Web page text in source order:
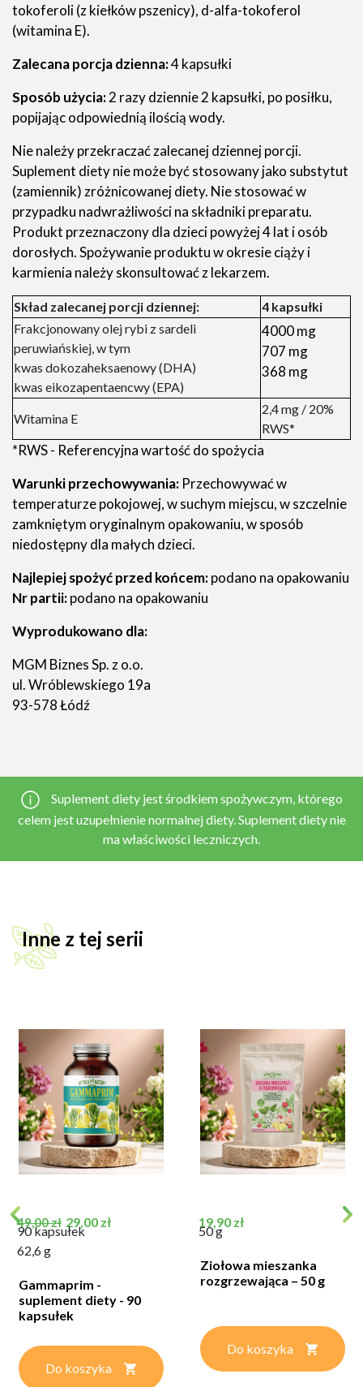
tokoferoli (z kiełków pszenicy), d-alfa-tokoferol
(witamina E).
Zalecana porcja dzienna:4 kapsułki
Sposób użycia:2 razy dziennie 2 kapsułki, po posiłku,
popijając odpowiednią ilością wody.
Nie należy przekraczać zalecanej dziennej porcji.
Suplement diety nie może być stosowany jako substytut
(zamiennik) zróżnicowanej diety. Nie stosować w
przypadku nadwrażliwości na składniki preparatu.
Produkt przeznaczony dla dzieci powyżej 4 lat i osób
dorosłych. Spożywanie produktu w okresie ciąży i
karmienia należy skonsultować z lekarzem.
Skład zalecanej porcji dziennej:
4 kapsułki
Frakcjonowany olej rybi z sardeli
peruwiańskiej, w tym
kwas dokozaheksaenowy (DHA)
kwas eikozapentaencwy (EPA)
4000 mg
707 mg
368 mg
Witamina E
2,4 mg / 20%
RWS*
*RWS - Referencyjna wartość do spożycia
Warunki przechowywania: Przechowywać w
temperaturze pokojowej, w suchym miejscu, w szczelnie
zamkniętym oryginalnym opakowaniu, w sposób
niedostępny dla małych dzieci.
Najlepiej spożyć przed końcem:podano na opakowaniu
Nr partii:podano na opakowaniu
Wyprodukowano dla:
MGM Biznes Sp. z o.o.
ul. Wróblewskiego 19a
93-578 Łódź
Suplement diety jest środkiem spożywczym, którego
celem jest uzupełnienie normalnej diety. Suplement diety nie
ma właściwości leczniczych.
Inne z tej serii
Cena podstawowa
49,00 zł Cena
29,00 zł
90 kapsułek
62,6 g
Gammaprim -
suplement diety - 90
kapsułek
Do koszyka
Cena
19,90 zł
50 g
Ziołowa mieszanka
rozgrzewająca – 50 g
Do koszyka